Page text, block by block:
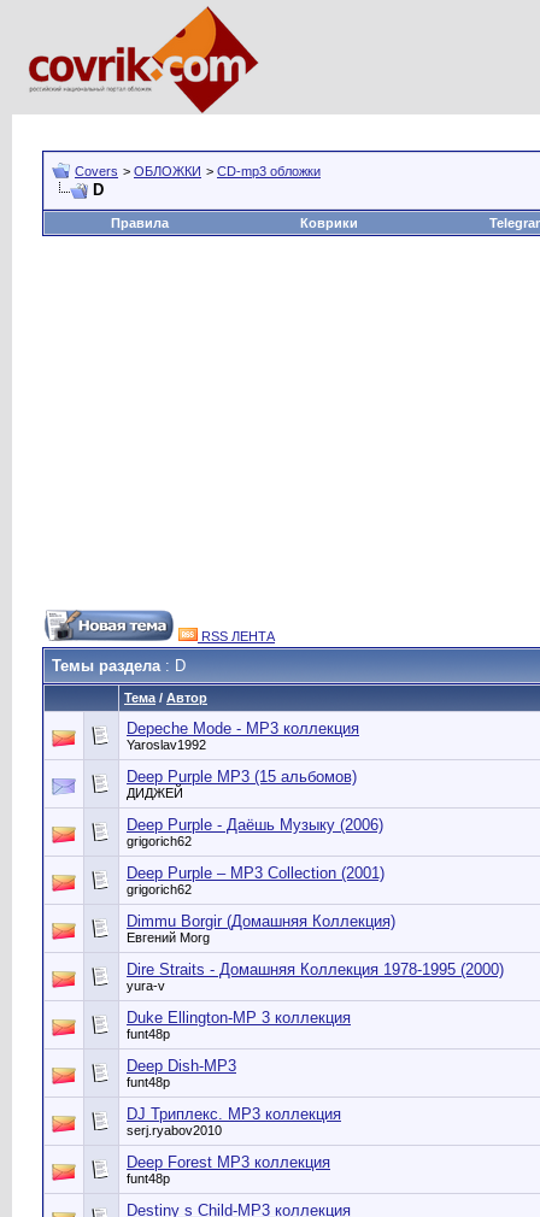
Covers > ОБЛОЖКИ > CD-mp3 обложки
D
Правила Коврики
RSS ЛЕНТА
Темы раздела: D
Тема / Автор
Depeche Mode - MP3 коллекция
Yaroslav1992
Deep Purple MP3 (15 альбомов)
ДИДЖЕЙ
Deep Purple - Даёшь Музыку (2006)
grigorich62
Deep Purple – MP3 Collection (2001)
grigorich62
Dimmu Borgir (Домашняя Коллекция)
Евгений Morg
Dire Straits - Домашняя Коллекция 1978-1995 (2000)
yura-v
Duke Ellington-MP 3 коллекция
funt48p
Deep Dish-MP3
funt48p
DJ Триплекс. MP3 коллекция
serj.ryabov2010
Deep Forest MP3 коллекция
funt48p
Destiny s Child-MP3 коллекция